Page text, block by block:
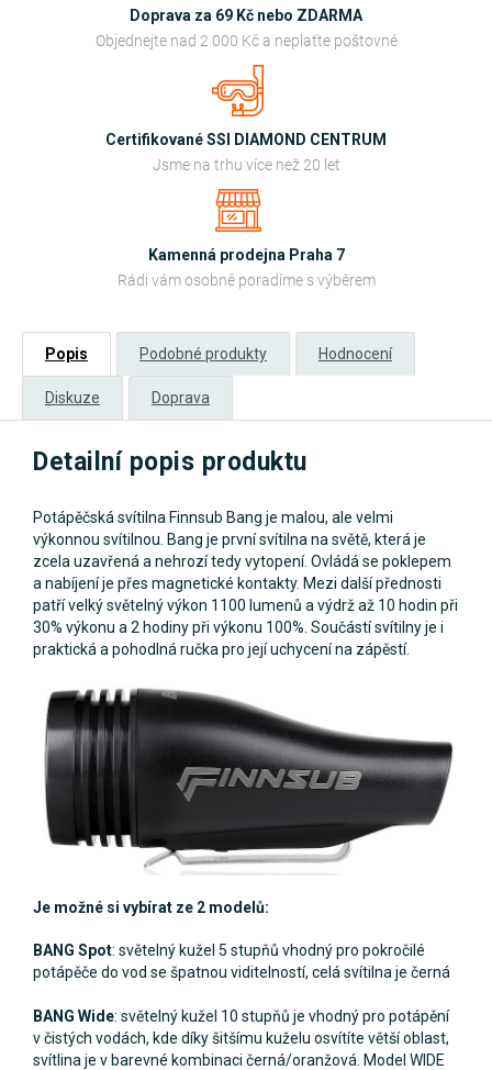
Doprava za 69 Kč nebo ZDARMA
Objednejte nad 2 000 Kč a neplaťte poštovné
Certifikované SSI DIAMOND CENTRUM
Jsme na trhu více než 20 let
Kamenná prodejna Praha 7
Rádi vám osobně poradíme s výběrem
Popis Podobné produkty Hodnocení
Diskuze Doprava
Detailní popis produktu
Potápěčská svítilna Finnsub Bang je malou, ale velmi
výkonnou svítilnou. Bang je první svítilna na světě, která je
zcela uzavřená a nehrozí tedy vytopení. Ovládá se poklepem
a nabíjení je přes magnetické kontakty. Mezi další přednosti
patří velký světelný výkon 1100 lumenů a výdrž až 10 hodin při
30% výkonu a 2 hodiny při výkonu 100%. Součástí svítilny je i
praktická a pohodlná ručka pro její uchycení na zápěstí.
Je možné si vybírat ze 2 modelů:
BANG Spot: světelný kužel 5 stupňů vhodný pro pokročilé
potápěče do vod se špatnou viditelností, celá svítilna je černá
BANG Wide: světelný kužel 10 stupňů je vhodný pro potápění
v čistých vodách, kde díky šitšímu kuželu osvítíte větší oblast,
svítlina je v barevné kombinaci černá/oranžová. Model WIDE